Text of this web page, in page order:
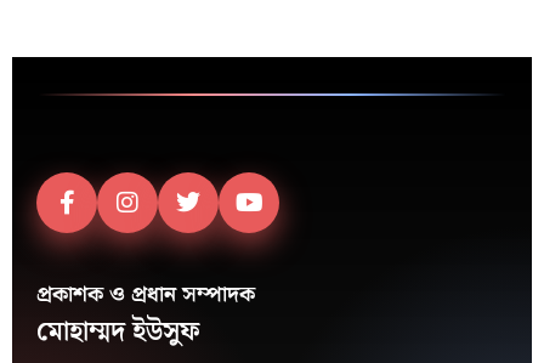
প্রকাশক ও প্রধান সম্পাদক
মোহাম্মদ ইউসুফ